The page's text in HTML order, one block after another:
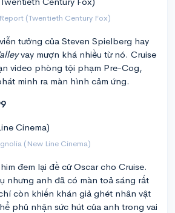
(Twentieth Century Fox)
tưởng của Steven Spielberg hay
vay mượn khá nhiều từ nó. Cruise
video phòng tội phạm Pre-Cog,
minh ra màn hình cảm ứng.
(New Line Cinema)
đem lại đề cử Oscar cho Cruise.
nhưng anh đã có màn toả sáng rất
còn khiến khán giả ghét nhân vật
phủ nhận sức hút của anh trong vai